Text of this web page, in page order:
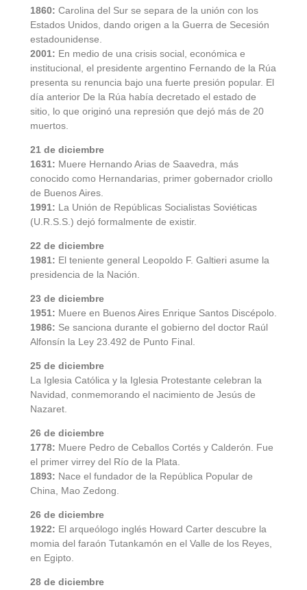
1860: Carolina del Sur se separa de la unión con los
Estados Unidos, dando origen a la Guerra de Secesión
estadounidense.
2001: En medio de una crisis social, económica e
institucional, el presidente argentino Fernando de la Rúa
presenta su renuncia bajo una fuerte presión popular. El
día anterior De la Rúa había decretado el estado de
sitio, lo que originó una represión que dejó más de 20
muertos.
21 de diciembre
1631: Muere Hernando Arias de Saavedra, más
conocido como Hernandarias, primer gobernador criollo
de Buenos Aires.
1991: La Unión de Repúblicas Socialistas Soviéticas
(U.R.S.S.) dejó formalmente de existir.
22 de diciembre
1981: El teniente general Leopoldo F. Galtieri asume la
presidencia de la Nación.
23 de diciembre
1951: Muere en Buenos Aires Enrique Santos Discépolo.
1986: Se sanciona durante el gobierno del doctor Raúl
Alfonsín la Ley 23.492 de Punto Final.
25 de diciembre
La Iglesia Católica y la Iglesia Protestante celebran la
Navidad, conmemorando el nacimiento de Jesús de
Nazaret.
26 de diciembre
1778: Muere Pedro de Ceballos Cortés y Calderón. Fue
el primer virrey del Río de la Plata.
1893: Nace el fundador de la República Popular de
China, Mao Zedong.
26 de diciembre
1922: El arqueólogo inglés Howard Carter descubre la
momia del faraón Tutankamón en el Valle de los Reyes,
en Egipto.
28 de diciembre